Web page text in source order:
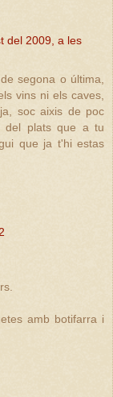
del 2009, a les
segona o última,
vins ni els caves,
soc aixis de poc
del plats que a tu
que ja t'hi estas
amb botifarra i